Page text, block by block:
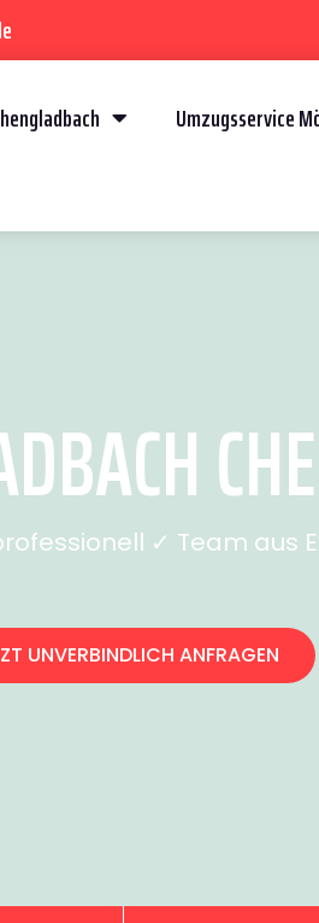
Umzugsservice
✓ Team aus
UNVERBINDLICH ANFRAGEN